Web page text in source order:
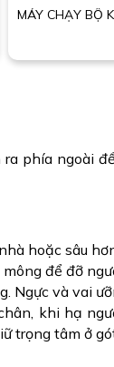
MÁY CHẠY BỘ
phía ngoài
hoặc sâu
để đỡ
Ngực và vai
khi hạ
trọng tâm ở